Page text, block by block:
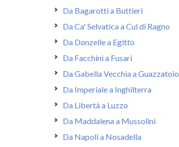
Da Bagarotti a Buttieri
Da Ca' Selvatica a Cul di Ragno
Da Donzelle a Egitto
Da Facchini a Fusari
Da Gabella Vecchia a Guazzatoio
Da Imperiale a Inghilterra
Da Libertà a Luzzo
Da Maddalena a Mussolini
Da Napoli a Nosadella